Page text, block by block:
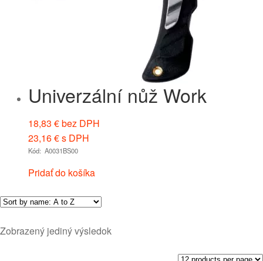
Univerzální nůž Work
18,83 €bez DPH
23,16€s DPH
Kód: A0031BS00
Pridať do košíka
Zobrazený jediný výsledok